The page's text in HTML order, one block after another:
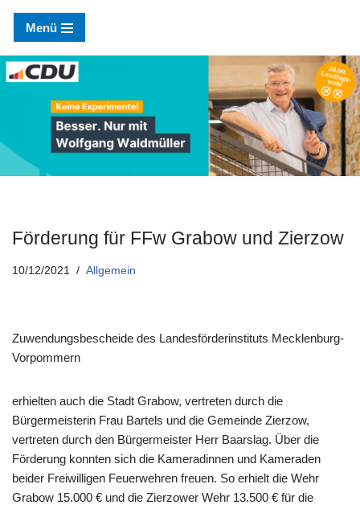
Zum
Inhalt
springen
Menü
Förderung für FFw Grabow und Zierzow
10/12/2021 Allgemein
Zuwendungsbescheide des Landesförderinstituts Mecklenburg-
Vorpommern
erhielten auch die Stadt Grabow, vertreten durch die
Bürgermeisterin Frau Bartels und die Gemeinde Zierzow,
vertreten durch den Bürgermeister Herr Baarslag. Über die
Förderung konnten sich die Kameradinnen und Kameraden
beider Freiwilligen Feuerwehren freuen. So erhielt die Wehr
Grabow 15.000 € und die Zierzower Wehr 13.500 € für die